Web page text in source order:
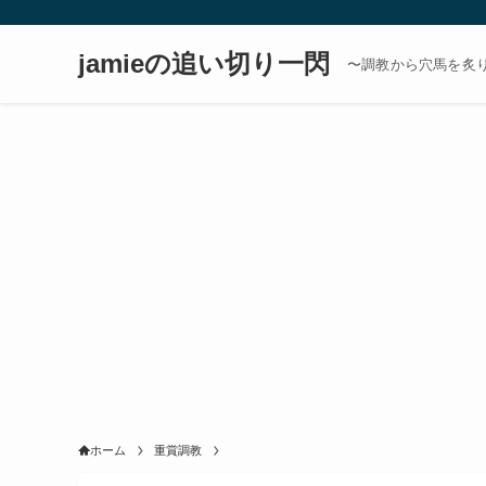
jamieの追い切り一閃 〜調教から穴馬を炙
ホーム 重賞調教